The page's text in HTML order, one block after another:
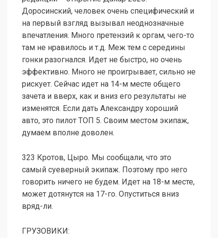
Доросинский, человек очень специфический и
на первый взгляд вызывал неоднозначные
впечатления. Много претензий к оргам, чего-то
там не нравилось и т.д. Меж тем с середины
гонки разогнался. Идет не быстро, но очень
эффективно. Много не проигрывает, сильно не
рискует. Сейчас идет на 14-м месте общего
зачета и вверх, как и вниз его результаты не
изменятся. Если дать Александру хороший
авто, это пилот ТОП 5. Своим местом экипаж,
думаем вполне доволен.
323 Кротов, Цыро. Мы сообщали, что это
самый суеверный экипаж. Поэтому про него
говорить ничего не будем. Идет на 18-м месте,
может дотянутся на 17-го. Опуститься вниз
вряд-ли.
ГРУЗОВИКИ: